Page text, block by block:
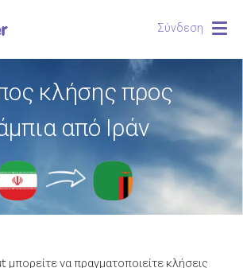
Σύνδεση
κλήσης προς
από Ιράν
να πραγματοποιείτε κλήσεις